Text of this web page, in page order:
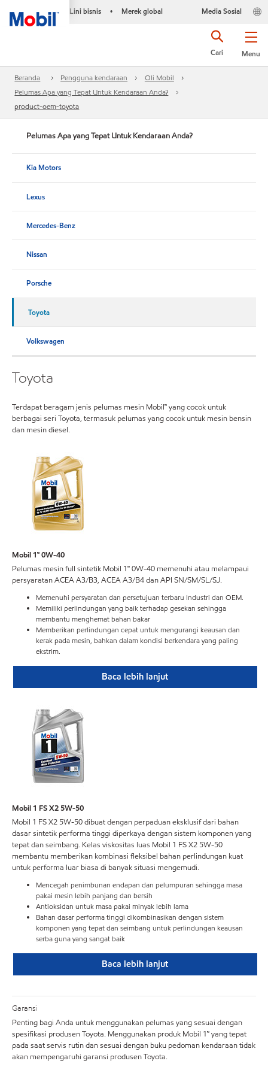
Lini bisnis • Merek global Media Sosial
Menu
Cari
Beranda Pengguna kendaraan
Oli Mobil
Pelumas Apa yang Tepat Untuk Kendaraan Anda?
product-oem-toyota
Pelumas Apa yang Tepat Untuk Kendaraan Anda?
Kia Motors
Lexus
Mercedes-Benz
Nissan
Porsche
Toyota
Volkswagen
Toyota
Terdapat beragam jenis pelumas mesin Mobil™ yang cocok untuk
berbagai seri Toyota, termasuk pelumas yang cocok untuk mesin bensin
dan mesin diesel.
Mobil 1™ 0W-40
Pelumas mesin full sintetik Mobil 1™ 0W-40 memenuhi atau melampaui
persyaratan ACEA A3/B3, ACEA A3/B4 dan API SN/SM/SL/SJ.
Memenuhi persyaratan dan persetujuan terbaru Industri dan OEM.
Memiliki perlindungan yang baik terhadap gesekan sehingga
membantu menghemat bahan bakar
Memberikan perlindungan cepat untuk mengurangi keausan dan
kerak pada mesin, bahkan dalam kondisi berkendara yang paling
ekstrim.
Baca lebih lanjut
Mobil 1 FS X2 5W-50
Mobil 1 FS X2 5W-50 dibuat dengan perpaduan eksklusif dari bahan
dasar sintetik performa tinggi diperkaya dengan sistem komponen yang
tepat dan seimbang. Kelas viskositas luas Mobil 1 FS X2 5W-50
membantu memberikan kombinasi fleksibel bahan perlindungan kuat
untuk performa luar biasa di banyak situasi mengemudi.
Mencegah penimbunan endapan dan pelumpuran sehingga masa
pakai mesin lebih panjang dan bersih
Antioksidan untuk masa pakai minyak lebih lama
Bahan dasar performa tinggi dikombinasikan dengan sistem
komponen yang tepat dan seimbang untuk perlindungan keausan
serba guna yang sangat baik
Baca lebih lanjut
Garansi
Penting bagi Anda untuk menggunakan pelumas yang sesuai dengan
spesifikasi produsen Toyota. Menggunakan produk Mobil 1™ yang tepat
pada saat servis rutin dan sesuai dengan buku pedoman kendaraan tidak
akan mempengaruhi garansi produsen Toyota.